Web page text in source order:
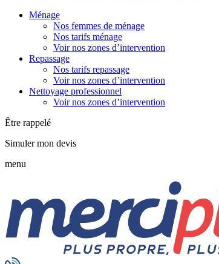
Ménage
Nos femmes de ménage
Nos tarifs ménage
Voir nos zones d’intervention
Repassage
Nos tarifs repassage
Voir nos zones d’intervention
Nettoyage professionnel
Voir nos zones d’intervention
Être rappelé
Simuler mon devis
menu